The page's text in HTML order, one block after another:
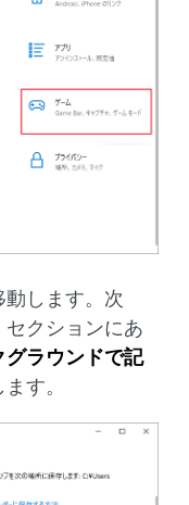
動します。次
セクションにあ
ラウンドで記
す。